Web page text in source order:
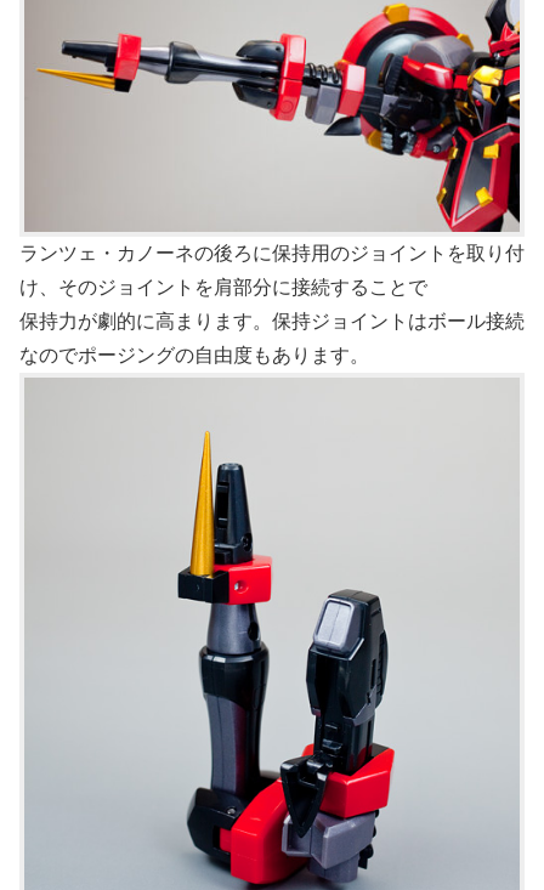
ランツェ・カノーネの後ろに保持用のジョイントを取り付
け、そのジョイントを肩部分に接続することで
保持力が劇的に高まります。保持ジョイントはボール接続
なのでポージングの自由度もあります。